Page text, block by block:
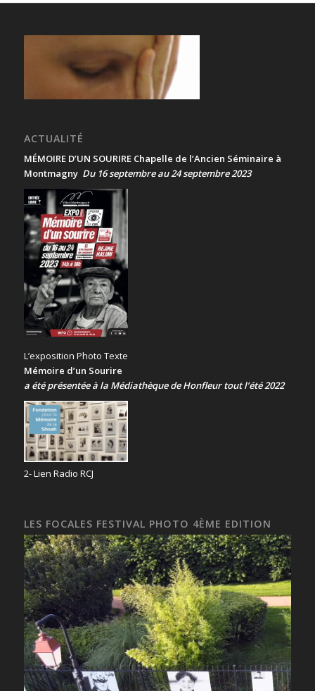
ACTUALITÉ
MÉMOIRE D’UN SOURIRE Chapelle de l’Ancien Séminaire à
Montmagny Du 16 septembre au 24 septembre 2023
L’exposition Photo Texte
Mémoire d’un Sourire
a été présentéeà la Médiathèque de Honfleur tout l’été 2022
2- Lien Radio RCJ
LES FOCALES FESTIVAL PHOTO 4ÈME EDITION